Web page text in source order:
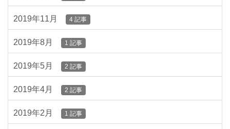
2019年11月 4 記事
2019年8月 1 記事
2019年5月 2 記事
2019年4月 2 記事
2019年2月 1 記事